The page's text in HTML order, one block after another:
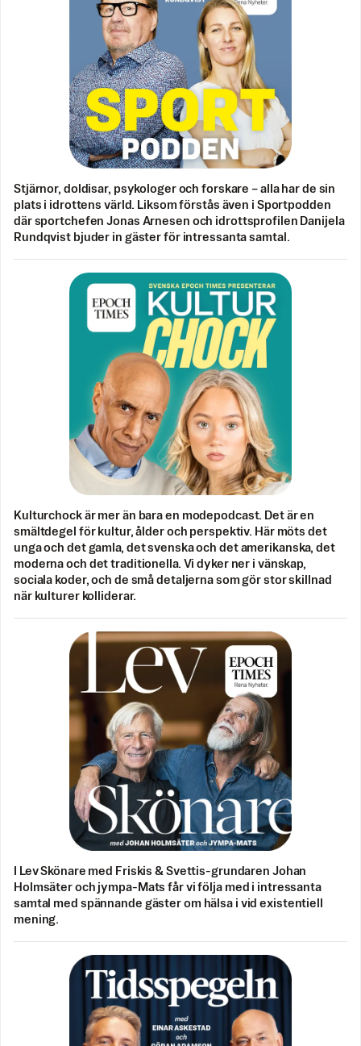
Stjärnor, doldisar, psykologer och forskare – alla har de sin
plats i idrottens värld. Liksom förstås även i Sportpodden
där sportchefen Jonas Arnesen och idrottsprofilen Danijela
Rundqvist bjuder in gäster för intressanta samtal.
Kulturchock är mer än bara en modepodcast. Det är en
smältdegel för kultur, ålder och perspektiv. Här möts det
unga och det gamla, det svenska och det amerikanska, det
moderna och det traditionella. Vi dyker ner i vänskap,
sociala koder, och de små detaljerna som gör stor skillnad
när kulturer kolliderar.
I Lev Skönare med Friskis & Svettis-grundaren Johan
Holmsäter och jympa-Mats får vi följa med i intressanta
samtal med spännande gäster om hälsa i vid existentiell
mening.